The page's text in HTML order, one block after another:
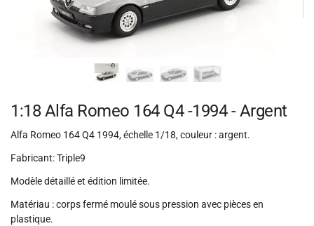
1:18 Alfa Romeo 164 Q4 -1994 - Argent
Alfa Romeo 164 Q4 1994, échelle 1/18, couleur : argent.
Fabricant: Triple9
Modèle détaillé et édition limitée.
Matériau : corps fermé moulé sous pression avec pièces en
plastique.